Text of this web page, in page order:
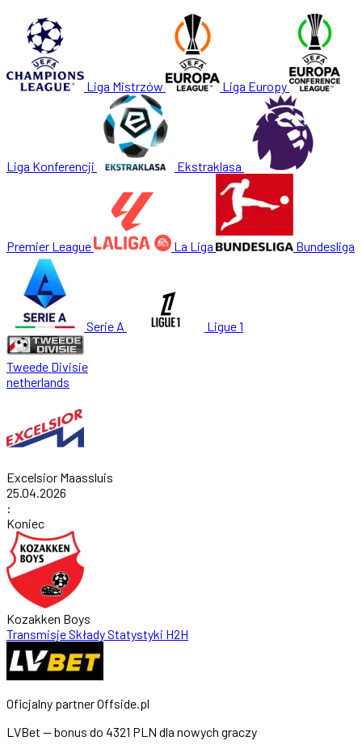
Liga Mistrzów Liga Europy
Liga Konferencji Ekstraklasa
Premier League La Liga Bundesliga
Serie A Ligue 1
Tweede Divisie
netherlands
Excelsior Maassluis
25.04.2026
:
Koniec
Kozakken Boys
TransmisjeSkładyStatystyki H2H
Oficjalny partner Offside.pl
LVBet — bonus do 4321 PLN dla nowych graczy